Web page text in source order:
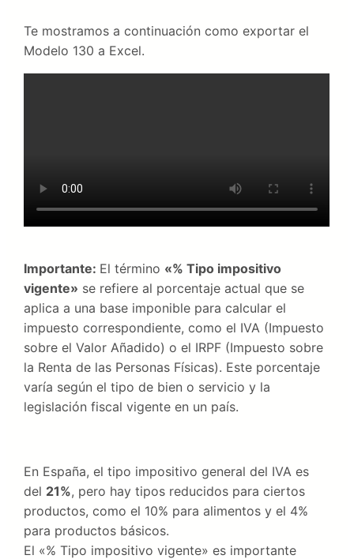
Te mostramos a continuación como exportar el
Modelo 130 a Excel.
Importante: El término «% Tipo impositivo
vigente» se refiere al porcentaje actual que se
aplica a una base imponible para calcular el
impuesto correspondiente, como el IVA (Impuesto
sobre el Valor Añadido) o el IRPF (Impuesto sobre
la Renta de las Personas Físicas). Este porcentaje
varía según el tipo de bien o servicio y la
legislación fiscal vigente en un país.
En España, el tipo impositivo general del IVA es
del 21%, pero hay tipos reducidos para ciertos
productos, como el 10% para alimentos y el 4%
para productos básicos.
El «% Tipo impositivo vigente» es importante